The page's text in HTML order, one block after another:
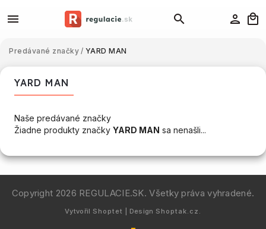
Predávané značky / YARD MAN
YARD MAN
Naše predávané značky
Žiadne produkty značky YARD MAN sa nenašli...
Copyright 2026 REGULACIE.SK. Všetky práva vyhradené.
Vytvořil Shoptet | Design Shoptak.cz.